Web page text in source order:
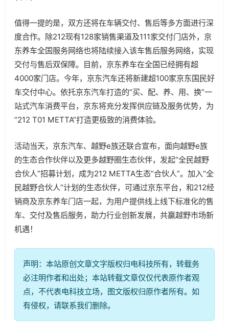
值得一提的是，双方还将在车辆交付、售后等多方面进行深
度合作。除212现有128家销售渠道及111家交付门店外，京
东养车全国服务网络也将陆续接入该车售后服务网络，实现
交付与售后双保障。目前，京东养车在全国已经拥有超
4000家门店。今年，京东汽车还将新建超100家京东国民好
车交付中心。依托京东汽车打造的“买、配、养、用、换”一
站式汽车消费平台，京东将充分发挥供应链及服务优势，为
“212 T01 METTA”打造更极致的消费体验。
活动当天，京东汽车、越野e族还联合宣布，面向越野e族
的生态合作伙伴以及更多越野圈生态伙伴，发起“全民越野
合伙人”招募计划，成为212 METTA生态“合伙人”。加入“全
民越野合伙人”计划的生态伙伴，可通过京东平台，和212经
销商及京东养车门店一起，为用户提供线上线下标准化的售
车、交付及售后服务，助力行业创新发展，共赢越野市场新
机遇！
声明：本站原创文章文字版权归电科技所有，转载务
必注明作者和出处；本站转载文章仅仅代表原作者观
点，不代表电科技立场，图文版权归原作者所有。如
有侵权，请联系我们删除。